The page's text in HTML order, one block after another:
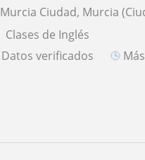
Murcia Ciudad, Murcia
Clases de Inglés
Datos verificados